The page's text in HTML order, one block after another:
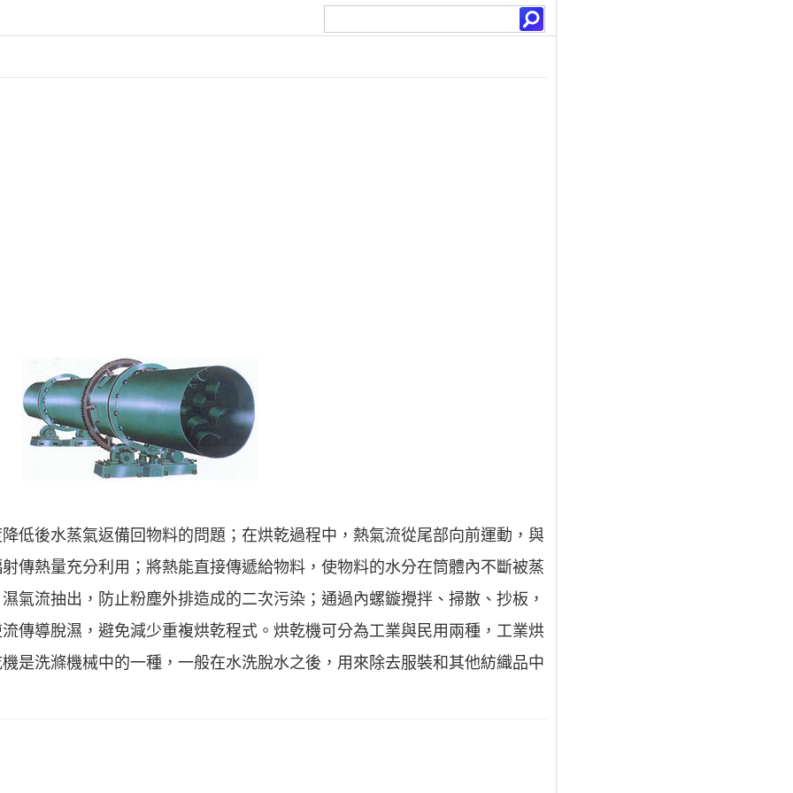
低後水蒸氣返備回物料的問題；在烘乾過程中，熱氣流從尾部向前運動，與
傳熱量充分利用；將熱能直接傳遞給物料，使物料的水分在筒體內不斷被蒸
氣流抽出，防止粉塵外排造成的二次污染；通過內螺鏇攪拌、掃散、抄板，
傳導脫濕，避免減少重複烘乾程式。烘乾機可分為工業與民用兩種，工業烘
是洗滌機械中的一種，一般在水洗脫水之後，用來除去服裝和其他紡織品中